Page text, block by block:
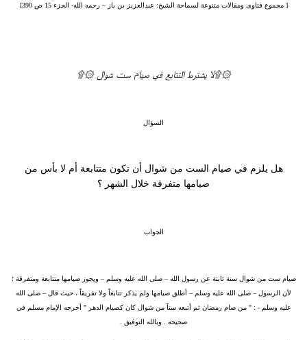
[ مجموع فتاوى ومقالات متنوعة لسماحة الشيخ: عبدالعزيز بن باز – رحمه الله- الجزء 15 ص 390]
۞۩لا يشترط التتابع في صيام ست شوال ۞۩
السؤال
هل يلزم في صيام الست من شوال أن تكون متتابعة أم لا بأس من
صيامها متفرقة خلال الشهر ؟
الجواب
صيام ست من شوال سنة ثابتة عن رسول الله – صلى الله عليه وسلم – ويجوز صيامها متتابعة ومتفرقة ؛
لأن الرسول – صلى الله عليه وسلم – أطلق صيامها ولم يذكر تتابعاً ولا تفريقاً ، حيث قال – صلى الله
عليه وسلم - : " من صام رمضان ثم أتبعه ستاً من شوال كان كصيام الدهر " أخرجه الإمام مسلم في
صحيحه . وبالله التوفيق .